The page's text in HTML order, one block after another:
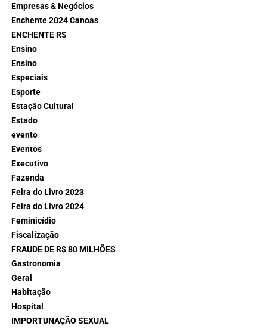
Empresas & Negócios
Enchente 2024 Canoas
ENCHENTE RS
Ensino
Ensino
Especiais
Esporte
Estação Cultural
Estado
evento
Eventos
Executivo
Fazenda
Feira do Livro 2023
Feira do Livro 2024
Feminicídio
Fiscalização
FRAUDE DE R$ 80 MILHÕES
Gastronomia
Geral
Habitação
Hospital
IMPORTUNAÇÃO SEXUAL